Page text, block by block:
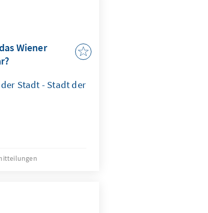
Wiener
Stadt - Stadt der